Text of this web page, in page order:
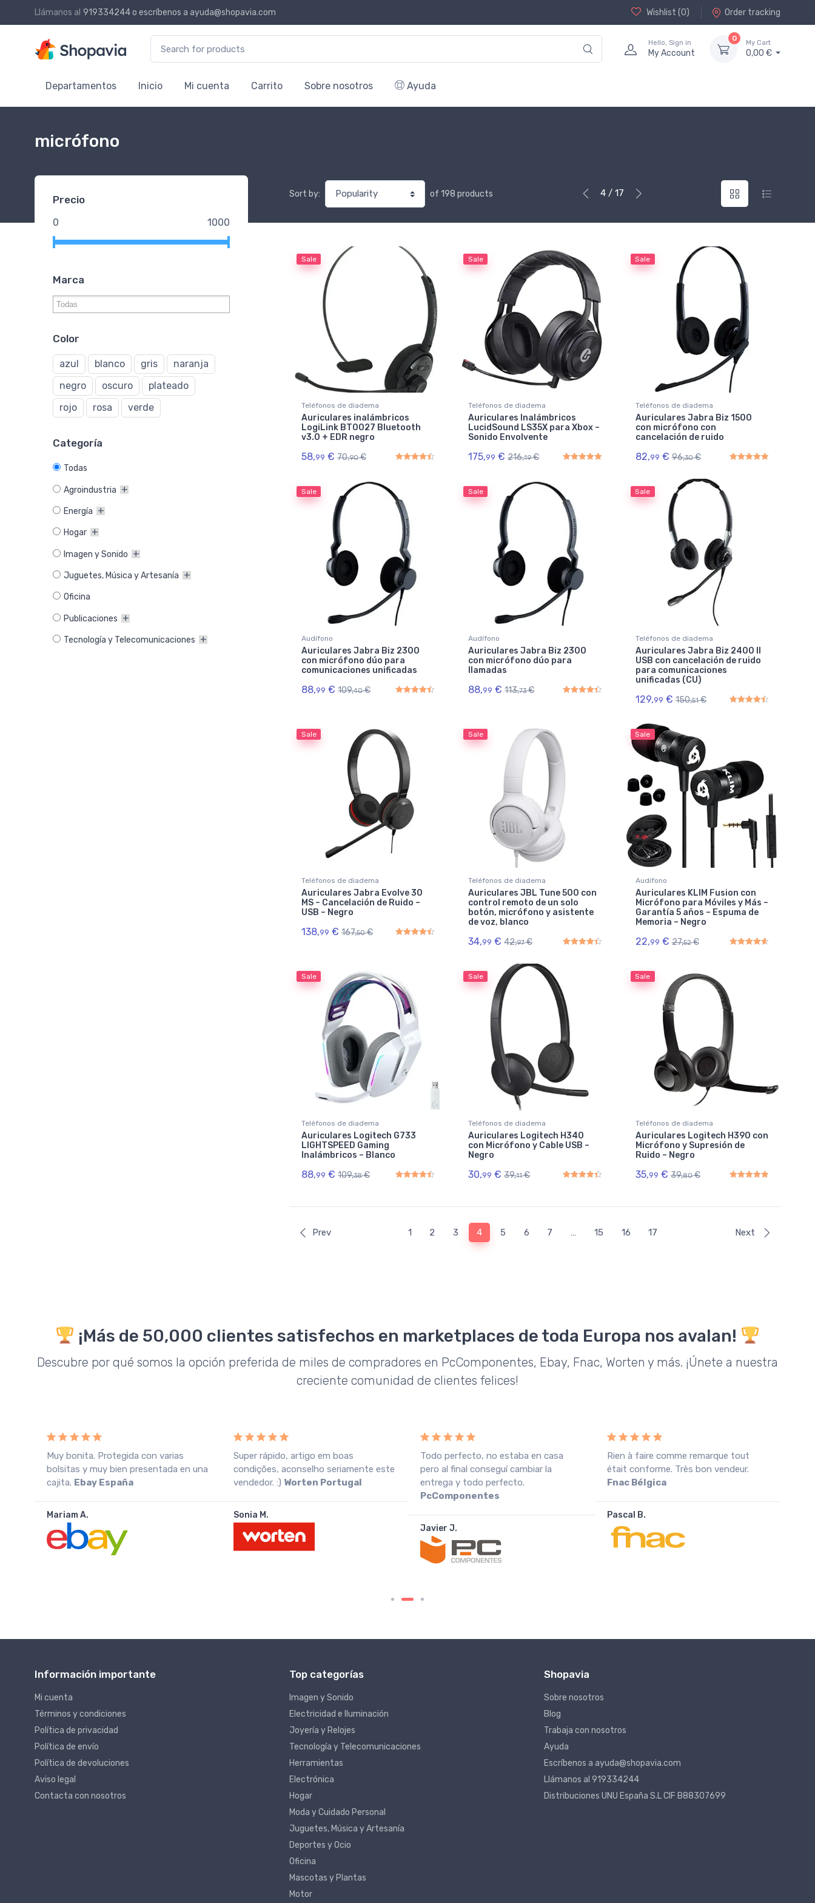
Llámanos al 919334244o escríbenos a ayuda@shopavia.com Wishlist (0) Order tracking
Hello, Sign in
My Account
0
My Cart
0,00 €
Departamentos Inicio Mi cuenta Carrito Sobre nosotros Ayuda
micrófono
Sort by: of 198 products 4 / 17
Sale
Teléfonos de diadema
Auriculares inalámbricos
LogiLink BT0027 Bluetooth
v3.0 + EDR negro
58,99 € 70,90 €
Sale
Teléfonos de diadema
Auriculares Inalámbricos
LucidSound LS35X para Xbox –
Sonido Envolvente
175,99 € 216,19 €
Sale
Teléfonos de diadema
Auriculares Jabra Biz 1500
con micrófono con
cancelación de ruido
82,99 € 96,30 €
Sale
Audífono
Auriculares Jabra Biz 2300
con micrófono dúo para
comunicaciones unificadas
88,99 € 109,40 €
Sale
Audífono
Auriculares Jabra Biz 2300
con micrófono dúo para
llamadas
88,99 € 113,73 €
Sale
Teléfonos de diadema
Auriculares Jabra Biz 2400 II
USB con cancelación de ruido
para comunicaciones
unificadas (CU)
129,99 € 150,51 €
Sale
Teléfonos de diadema
Auriculares Jabra Evolve 30
MS – Cancelación de Ruido –
USB – Negro
138,99 € 167,50 €
Sale
Teléfonos de diadema
Auriculares JBL Tune 500 con
control remoto de un solo
botón, micrófono y asistente
de voz, blanco
34,99 € 42,97 €
Sale
Audífono
Auriculares KLIM Fusion con
Micrófono para Móviles y Más –
Garantía 5 años – Espuma de
Memoria – Negro
22,99 € 27,52 €
Sale
Teléfonos de diadema
Auriculares Logitech G733
LIGHTSPEED Gaming
Inalámbricos – Blanco
88,99 € 109,38 €
Sale
Teléfonos de diadema
Auriculares Logitech H340
con Micrófono y Cable USB –
Negro
30,99 € 39,11 €
Sale
Teléfonos de diadema
Auriculares Logitech H390 con
Micrófono y Supresión de
Ruido – Negro
35,99 € 39,80 €
Prev 1 2 3 4 5 6 7 … 15 16 17 Next
Precio
0 1000
Marca
Color
azul blanco gris
naranja
negro
oscuro
plateado
rojo
rosa verde
Categoría
Todas
Agroindustria
Energía
Hogar
Imagen y Sonido
Juguetes, Música y Artesanía
Oficina
Publicaciones
Tecnología y Telecomunicaciones
¡Más de 50,000 clientes satisfechos en marketplaces de toda Europa nos avalan!
Descubre por qué somos la opción preferida de miles de compradores en PcComponentes, Ebay, Fnac, Worten y más. ¡Únete a nuestra
creciente comunidad de clientes felices!
Muy bonita. Protegida con varias
bolsitas y muy bien presentada en una
cajita. Ebay España
Mariam A.
Super rápido, artigo em boas
condições, aconselho seriamente este
vendedor. :) Worten Portugal
Sonia M.
Todo perfecto, no estaba en casa
pero al final conseguí cambiar la
entrega y todo perfecto.
PcComponentes
Javier J.
Rien à faire comme remarque tout
était conforme. Très bon vendeur.
Fnac Bélgica
Pascal B.
Información importante
Mi cuenta
Términos y condiciones
Política de privacidad
Política de envío
Política de devoluciones
Aviso legal
Contacta con nosotros
Top categorías
Imagen y Sonido
Electricidad e Iluminación
Joyería y Relojes
Tecnología y Telecomunicaciones
Herramientas
Electrónica
Hogar
Moda y Cuidado Personal
Juguetes, Música y Artesanía
Deportes y Ocio
Oficina
Mascotas y Plantas
Motor
Shopavia
Sobre nosotros
Blog
Trabaja con nosotros
Ayuda
Escríbenos a ayuda@shopavia.com
Llámanos al 919334244
Distribuciones UNU España S.L CIF B88307699